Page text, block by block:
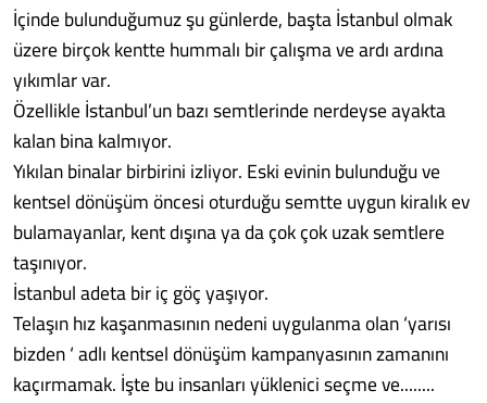
İçinde bulunduğumuz şu günlerde, başta İstanbul olmak
üzere birçok kentte hummalı bir çalışma ve ardı ardına
yıkımlar var.
Özellikle İstanbul’un bazı semtlerinde nerdeyse ayakta
kalan bina kalmıyor.
Yıkılan binalar birbirini izliyor. Eski evinin bulunduğu ve
kentsel dönüşüm öncesi oturduğu semtte uygun kiralık ev
bulamayanlar, kent dışına ya da çok çok uzak semtlere
taşınıyor.
İstanbul adeta bir iç göç yaşıyor.
Telaşın hız kaşanmasının nedeni uygulanma olan ‘yarısı
bizden ‘ adlı kentsel dönüşüm kampanyasının zamanını
kaçırmamak. İşte bu insanları yüklenici seçme ve........